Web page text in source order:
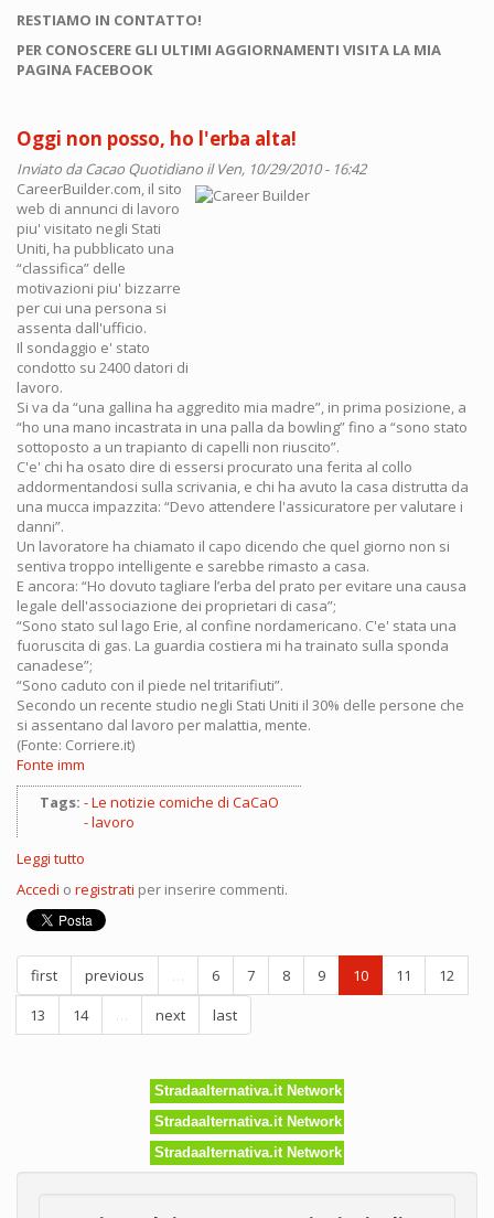
RESTIAMO IN CONTATTO!
PER CONOSCERE GLI ULTIMI AGGIORNAMENTI VISITA LA MIA
PAGINA FACEBOOK
Oggi non posso, ho l'erba alta!
Inviato daCacao Quotidiano il Ven, 10/29/2010 - 16:42
CareerBuilder.com, il sito
web di annunci di lavoro
piu' visitato negli Stati
Uniti, ha pubblicato una
“classifica” delle
motivazioni piu' bizzarre
per cui una persona si
assenta dall'ufficio.
Il sondaggio e' stato
condotto su 2400 datori di
lavoro.
Si va da “una gallina ha aggredito mia madre”, in prima posizione, a
“ho una mano incastrata in una palla da bowling” fino a “sono stato
sottoposto a un trapianto di capelli non riuscito”.
C'e' chi ha osato dire di essersi procurato una ferita al collo
addormentandosi sulla scrivania, e chi ha avuto la casa distrutta da
una mucca impazzita: “Devo attendere l'assicuratore per valutare i
danni”.
Un lavoratore ha chiamato il capo dicendo che quel giorno non si
sentiva troppo intelligente e sarebbe rimasto a casa.
E ancora: “Ho dovuto tagliare l’erba del prato per evitare una causa
legale dell'associazione dei proprietari di casa”;
“Sono stato sul lago Erie, al confine nordamericano. C'e' stata una
fuoruscita di gas. La guardia costiera mi ha trainato sulla sponda
canadese”;
“Sono caduto con il piede nel tritarifiuti”.
Secondo un recente studio negli Stati Uniti il 30% delle persone che
si assentano dal lavoro per malattia, mente.
(Fonte: Corriere.it)
Fonte imm
Tags:
Le notizie comiche di CaCaO
lavoro
Leggi tutto
non
posso,
ho
l'erba
alta!
Accedi o registrati per inserire commenti.
first previous … 6 7 8 9 10 11
12
13
14 … next last
Stradaalternativa.it Network
Stradaalternativa.it Network
Stradaalternativa.it Network